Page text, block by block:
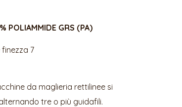
POLIAMMIDE GRS (PA)
7
da maglieria rettilinee si
tre o più guidafili.